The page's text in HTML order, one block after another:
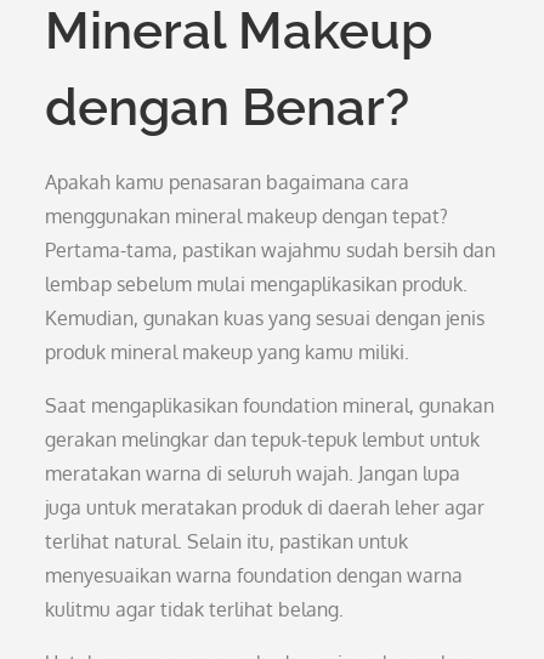
Mineral Makeup
dengan Benar?
Apakah kamu penasaran bagaimana cara
menggunakan mineral makeup dengan tepat?
Pertama-tama, pastikan wajahmu sudah bersih dan
lembap sebelum mulai mengaplikasikan produk.
Kemudian, gunakan kuas yang sesuai dengan jenis
produk mineral makeup yang kamu miliki.
Saat mengaplikasikan foundation mineral, gunakan
gerakan melingkar dan tepuk-tepuk lembut untuk
meratakan warna di seluruh wajah. Jangan lupa
juga untuk meratakan produk di daerah leher agar
terlihat natural. Selain itu, pastikan untuk
menyesuaikan warna foundation dengan warna
kulitmu agar tidak terlihat belang.